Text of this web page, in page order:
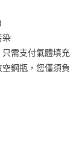
行
業銀行
行
行
業銀行
行
染
需支付氣體填充
鋼瓶，您僅須負